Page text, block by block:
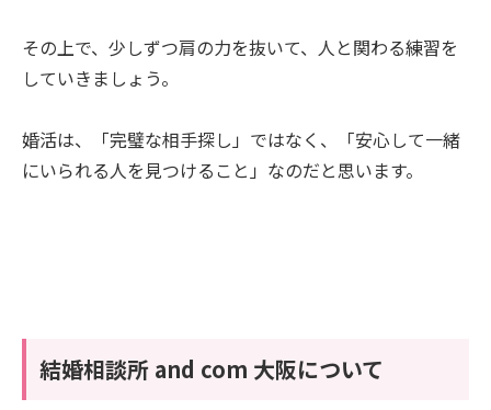
その上で、少しずつ肩の力を抜いて、人と関わる練習を
していきましょう。
婚活は、「完璧な相手探し」ではなく、「安心して一緒
にいられる人を見つけること」なのだと思います。
結婚相談所 and com 大阪について